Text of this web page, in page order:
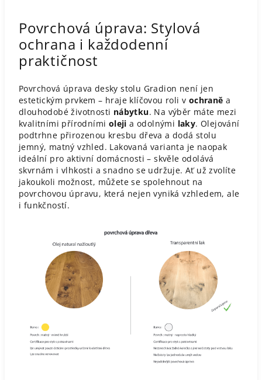
Povrchová úprava: Stylová
ochrana i každodenní
praktičnost
Povrchová úprava desky stolu Gradion není jen
estetickým prvkem – hraje klíčovou roli v ochraněa
dlouhodobé životnosti nábytku. Na výběr máte mezi
kvalitními přírodními olejia odolnými laky. Olejování
podtrhne přirozenou kresbu dřeva a dodá stolu
jemný, matný vzhled. Lakovaná varianta je naopak
ideální pro aktivní domácnosti – skvěle odolává
skvrnám i vlhkosti a snadno se udržuje. Ať už zvolíte
jakoukoli možnost, můžete se spolehnout na
povrchovou úpravu, která nejen vyniká vzhledem, ale
i funkčností.